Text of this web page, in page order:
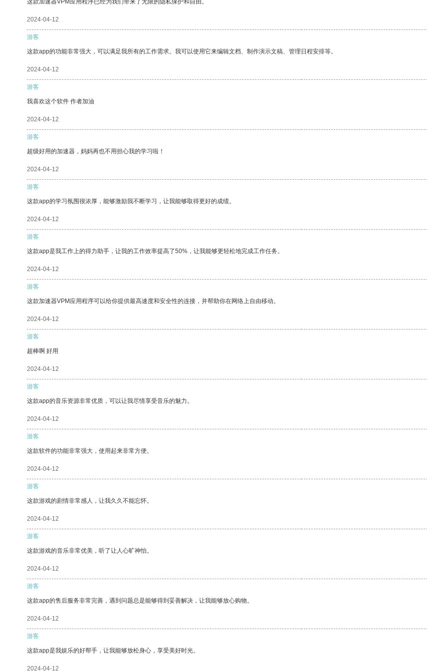
这款加速器VPM应用程序已经为我们带来了无限的隐私保护和自由。
2024-04-12
游客
这款app的功能非常强大，可以满足我所有的工作需求。我可以使用它来编辑文档、制作演示文稿、管理日程安排等。
2024-04-12
游客
我喜欢这个软件 作者加油
2024-04-12
游客
超级好用的加速器，妈妈再也不用担心我的学习啦！
2024-04-12
游客
这款app的学习氛围很浓厚，能够激励我不断学习，让我能够取得更好的成绩。
2024-04-12
游客
这款app是我工作上的得力助手，让我的工作效率提高了50%，让我能够更轻松地完成工作任务。
2024-04-12
游客
这款加速器VPM应用程序可以给你提供最高速度和安全性的连接，并帮助你在网络上自由移动。
2024-04-12
游客
超棒啊 好用
2024-04-12
游客
这款app的音乐资源非常优质，可以让我尽情享受音乐的魅力。
2024-04-12
游客
这款软件的功能非常强大，使用起来非常方便。
2024-04-12
游客
这款游戏的剧情非常感人，让我久久不能忘怀。
2024-04-12
游客
这款游戏的音乐非常优美，听了让人心旷神怡。
2024-04-12
游客
这款app的售后服务非常完善，遇到问题总是能够得到妥善解决，让我能够放心购物。
2024-04-12
游客
这款app是我娱乐的好帮手，让我能够放松身心，享受美好时光。
2024-04-12